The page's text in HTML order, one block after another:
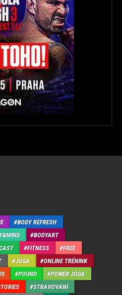
BODY REFRESH
BODYART
FITNESS
FREE
JÓGA
ONLINE TRÉNINK
POUND
POWER JÓGA
STRAVOVÁNÍ